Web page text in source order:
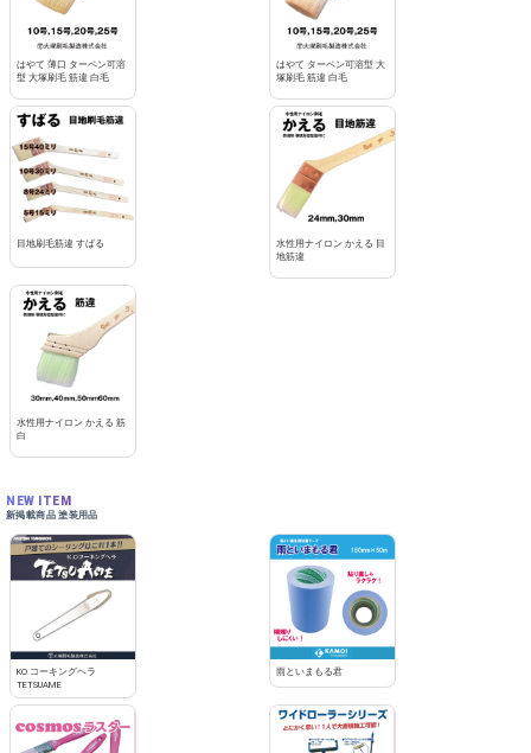
はやて 薄口 ターペン可溶
型 大塚刷毛 筋違 白毛
はやて ターペン可溶型 大
塚刷毛 筋違 白毛
目地刷毛筋違 すばる
水性用ナイロン かえる 目
地筋違
水性用ナイロン かえる 筋
白
NEW ITEM
新掲載商品 塗装用品
KO コーキングヘラ
TETSUAME
雨といまもる君